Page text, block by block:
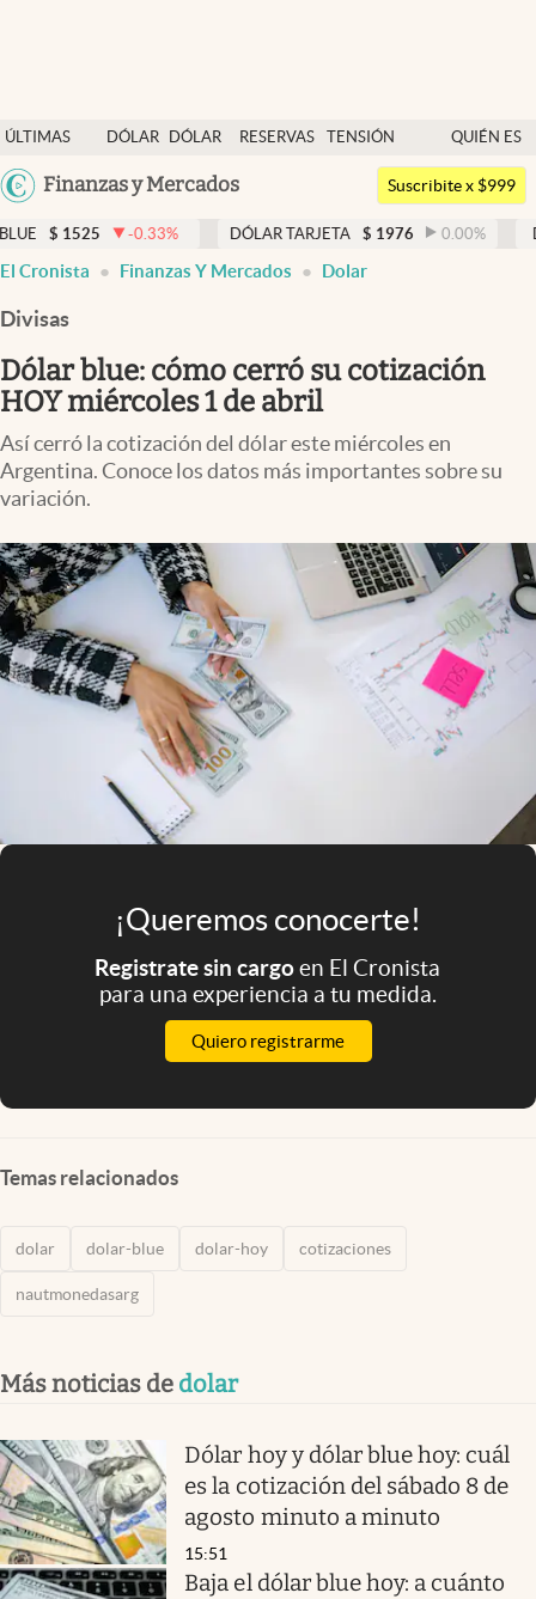
ÚLTIMAS
NOTICIAS
DÓLAR
DÓLAR
RESERVAS
TENSIÓN
GEOPOLÍTICA
QUIÉN ES
QUIÉN
Argentina
Uruguay
Finanzas y Mercados
Dólar
Members
Economía y Política
Finanzas y Mercados
Mercados Online
Negocios
Columnistas
Apertura
Infotechnology
Clase
Clima
Mundial 2026
Eventos Corporativos
El Cronista Studio
Suscribite x $999
-0.33% DÓLAR TARJETA $ 1976 0.00 % DÓLAR MEP
El Cronista Finanzas Y Mercados Dolar
Divisas
Dólar blue: cómo cerró su cotización
HOY miércoles 1 de abril
Así cerró la cotización del dólar este miércoles en
Argentina. Conoce los datos más importantes sobre su
variación.
¡Queremos conocerte!
Registrate sin cargoen El Cronista
para una experiencia a tu medida.
Quiero registrarme
Temas relacionados
dolar dolar-blue dolar-hoy cotizaciones
nautmonedasarg
Más noticias de dolar
Dólar hoy y dólar blue hoy: cuál
es la cotización del sábado 8 de
agosto minuto a minuto
15:51
Baja el dólar blue hoy: a cuánto